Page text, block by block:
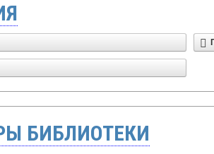
БИБЛИОТЕКИ